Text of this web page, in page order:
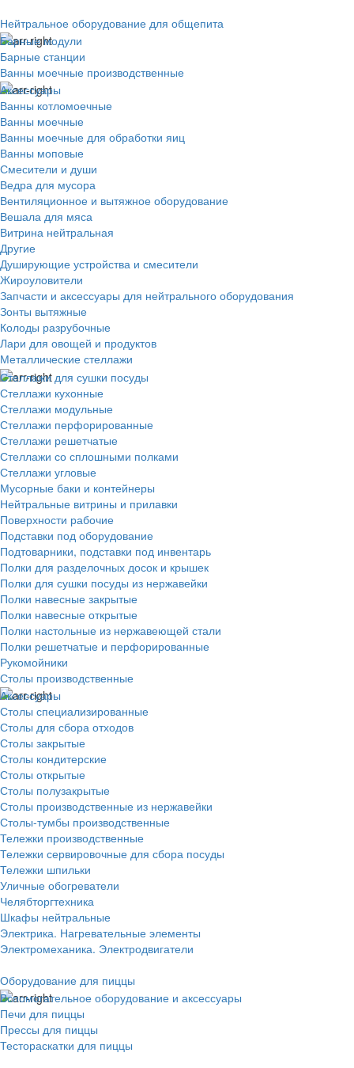
Нейтральное оборудование для общепита
Барные модули
Барные станции
Ванны моечные производственные
Аксессуары
Ванны котломоечные
Ванны моечные
Ванны моечные для обработки яиц
Ванны моповые
Смесители и души
Ведра для мусора
Вентиляционное и вытяжное оборудование
Вешала для мяса
Витрина нейтральная
Другие
Душирующие устройства и смесители
Жироуловители
Запчасти и аксессуары для нейтрального оборудования
Зонты вытяжные
Колоды разрубочные
Лари для овощей и продуктов
Металлические стеллажи
Стеллажи для сушки посуды
Стеллажи кухонные
Стеллажи модульные
Стеллажи перфорированные
Стеллажи решетчатые
Стеллажи со сплошными полками
Стеллажи угловые
Мусорные баки и контейнеры
Нейтральные витрины и прилавки
Поверхности рабочие
Подставки под оборудование
Подтоварники, подставки под инвентарь
Полки для разделочных досок и крышек
Полки для сушки посуды из нержавейки
Полки навесные закрытые
Полки навесные открытые
Полки настольные из нержавеющей стали
Полки решетчатые и перфорированные
Рукомойники
Столы производственные
Аксессуары
Столы специализированные
Столы для сбора отходов
Столы закрытые
Столы кондитерские
Столы открытые
Столы полузакрытые
Столы производственные из нержавейки
Столы-тумбы производственные
Тележки производственные
Тележки сервировочные для сбора посуды
Тележки шпильки
Уличные обогреватели
Челябторгтехника
Шкафы нейтральные
Электрика. Нагревательные элементы
Электромеханика. Электродвигатели
Оборудование для пиццы
Вспомогательное оборудование и аксессуары
Печи для пиццы
Прессы для пиццы
Тестораскатки для пиццы